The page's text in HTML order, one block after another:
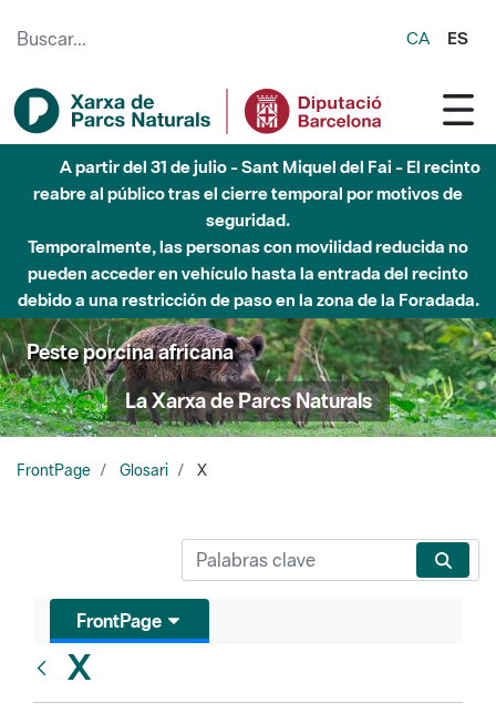
CA ES
A partir del 31 de julio - Sant Miquel del Fai - El recinto
reabre al público tras el cierre temporal por motivos de
seguridad.
Temporalmente, las personas con movilidad reducida no
pueden acceder en vehículo hasta la entrada del recinto
debido a una restricción de paso en la zona de la Foradada.
Peste porcina africana
La Xarxa de Parcs Naturals
FrontPage Glosari X
FrontPage
X